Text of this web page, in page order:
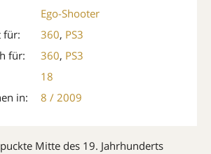
Ego-Shooter
für:
360, PS3
für:
360, PS3
18
in:
8 / 2009
Mitte des 19. Jahrhunderts